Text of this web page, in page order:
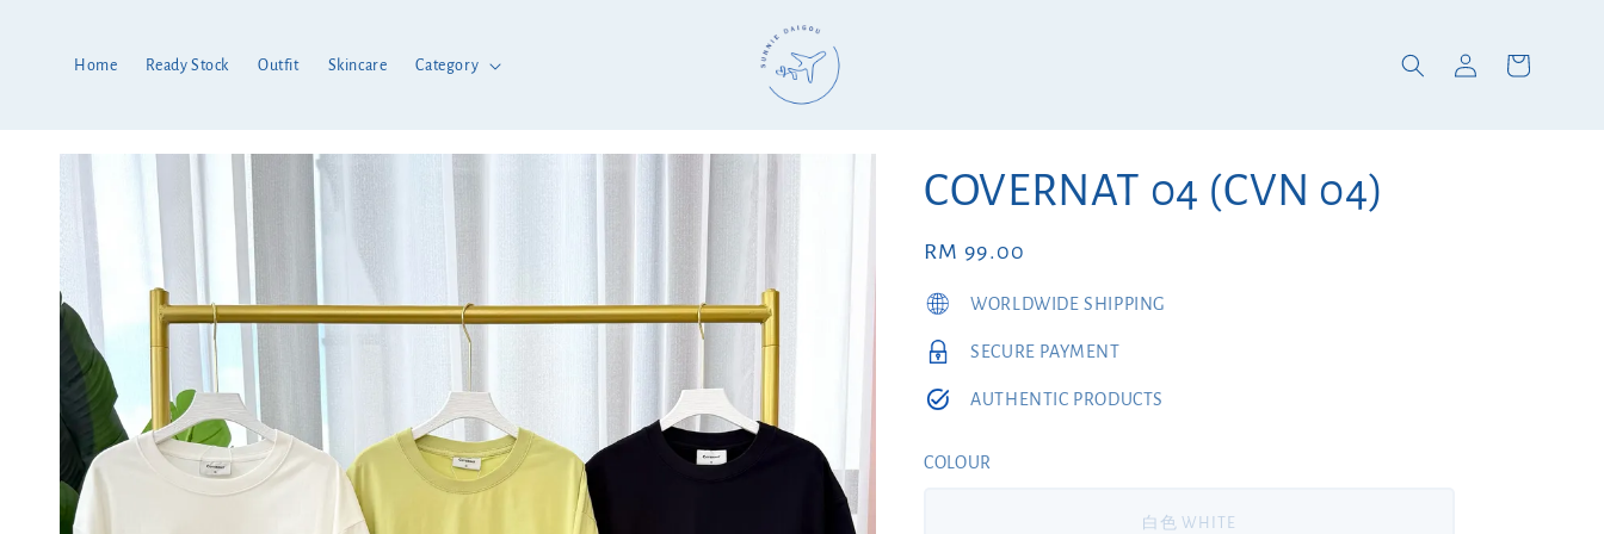
Home Ready Stock Outfit Skincare Category
COVERNAT 04 (CVN 04)
Regular
price
RM 99.00
WORLDWIDE SHIPPING
SECURE PAYMENT
AUTHENTIC PRODUCTS
COLOUR
白色 WHITE